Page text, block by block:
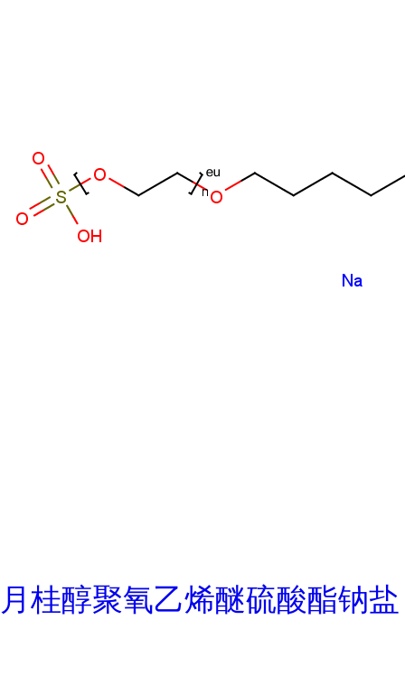
月桂醇聚氧乙烯醚硫酸酯钠盐